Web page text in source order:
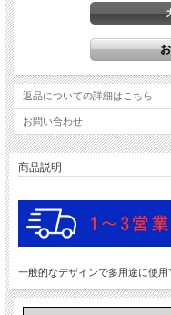
返品についての詳細はこちら
お問い合わせ
商品説明
一般的なデザインで多用途に使用